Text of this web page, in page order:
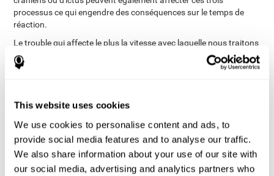
This website uses cookies
We use cookies to personalise content and ads, to
provide social media features and to analyse our traffic.
We also share information about your use of our site with
our social media, advertising and analytics partners who
processus ce qui engendre des conséquences sur le temps de
réaction.
Le trouble qui affecte le plus la vitesse avec laquelle nous traitons
une information est celui des
lésions axonales diffuses.
Généralement, lorsque notre cerveau souffre une confusion (dû à
mouvement qui se produit dans le cerveau entraîne la fracture ou
communiquer avec les autres neurones, la substance blanche du
cerveau). Ce dommage au niveau des axones ne se produit pas
dans une zone concrète du cerveau, les axones sont
endommagés au fur et à mesure et par delà engendre un